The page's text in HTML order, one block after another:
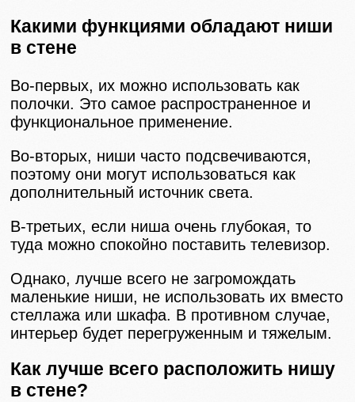
Какими функциями обладают ниши
в стене
Во-первых, их можно использовать как
полочки. Это самое распространенное и
функциональное применение.
Во-вторых, ниши часто подсвечиваются,
поэтому они могут использоваться как
дополнительный источник света.
В-третьих, если ниша очень глубокая, то
туда можно спокойно поставить телевизор.
Однако, лучше всего не загромождать
маленькие ниши, не использовать их вместо
стеллажа или шкафа. В противном случае,
интерьер будет перегруженным и тяжелым.
Как лучше всего расположить нишу
в стене?